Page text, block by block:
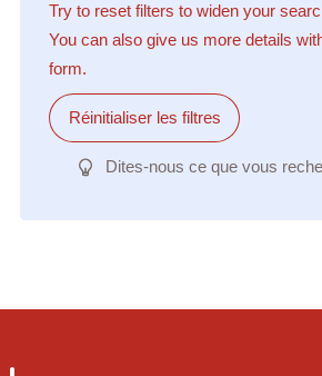
Try to reset filters to widen your
You can also give us more details
form.
Réinitialiser les filtres
Dites-nous ce que vous